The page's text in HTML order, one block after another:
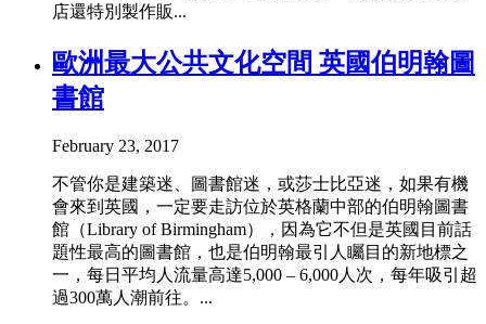
店還特別製作販...
歐洲最大公共文化空間 英國伯明翰圖
書館
February 23, 2017
不管你是建築迷、圖書館迷，或莎士比亞迷，如果有機
會來到英國，一定要走訪位於英格蘭中部的伯明翰圖書
館（Library of Birmingham），因為它不但是英國目前話
題性最高的圖書館，也是伯明翰最引人矚目的新地標之
一，每日平均人流量高達5,000 – 6,000人次，每年吸引超
過300萬人潮前往。...